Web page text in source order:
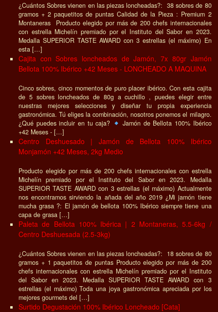
¿Cuántos Sobres vienen en las piezas loncheadas?: 38 sobres de 80
gramos + 2 paquetitos de puntas Calidad de la Pieza : Premium 2
Montaneras Producto elegido por más de 200 chefs internacionales
con estrella Michelín premiado por el Instituto del Sabor en 2023.
Medalla SUPERIOR TASTE AWARD con 3 estrellas (el máximo) En
esta […]
Cajita con Sobres loncheados de Jamón, 7x 80gr Jamón
Bellota 100% Ibérico +42 Meses - LONCHEADO A MAQUINA
Cinco sobres, cinco momentos de puro placer ibérico. Con esta cajita
de 5 sobres loncheados de 80g a cuchillo , puedes elegir entre
nuestras mejores selecciones y diseñar tu propia experiencia
gastronómica. Tú eliges la combinación, nosotros ponemos el milagro.
¿Qué puedes incluir en tu caja?
Jamón de Bellota 100% Ibérico
+42 Meses - […]
Centro Deshuesado | Jamón de Bellota 100% Ibérico
Monjamón +42 Meses, 2kg Medio
Producto elegido por más de 200 chefs internacionales con estrella
Michelín premiado por el Instituto del Sabor en 2023. Medalla
SUPERIOR TASTE AWARD con 3 estrellas (el máximo) Actualmente
nos encontramos sirviendo la añada del año 2019 ¿Mi jamón tiene
mucha grasa ?: El jamón de bellota 100% Ibérico siempre tiene una
capa de grasa […]
Paleta de Bellota 100% Ibérica | 2 Montaneras, 5.5-6kg /
Centro Deshuesada (2.5-3kg)
¿Cuántos Sobres vienen en las piezas loncheadas?: 18 sobres de 80
gramos + 1 paquetitos de puntas Producto elegido por más de 200
chefs internacionales con estrella Michelín premiado por el Instituto
del Sabor en 2023. Medalla SUPERIOR TASTE AWARD con 3
estrellas (el máximo) Toda una joya gastronómica apreciada por los
mejores gourmets del […]
Surtido Degustación 100% Ibérico Loncheado [Cata]